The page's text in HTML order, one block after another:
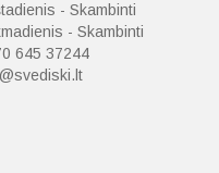
- Skambinti
- Skambinti
645 37244